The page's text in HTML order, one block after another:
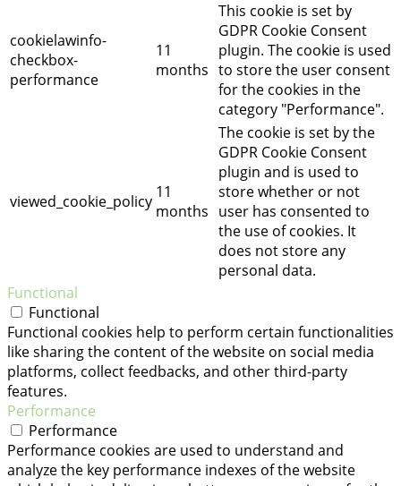
cookielawinfo-
checkbox-
performance
11
months
This cookie is set by
GDPR Cookie Consent
plugin. The cookie is used
to store the user consent
for the cookies in the
category "Performance".
viewed_cookie_policy 11
months
The cookie is set by the
GDPR Cookie Consent
plugin and is used to
store whether or not
user has consented to
the use of cookies. It
does not store any
personal data.
Functional
Functional
Functional cookies help to perform certain functionalities
like sharing the content of the website on social media
platforms, collect feedbacks, and other third-party
features.
Performance
Performance
Performance cookies are used to understand and
analyze the key performance indexes of the website